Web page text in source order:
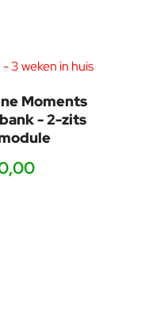
3 weken in huis
Moments
- 2-zits